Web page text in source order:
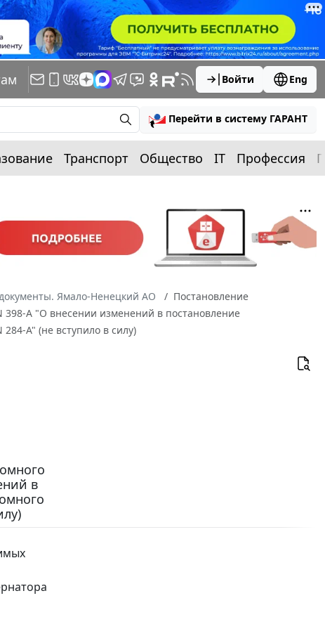
Войти Eng
Перейти в систему ГАРАНТ
Транспорт Общество IT Профессия
Ямало-Ненецкий АО
Постановление
398-А "О внесении изменений в постановление
А" (не вступило в силу)
в